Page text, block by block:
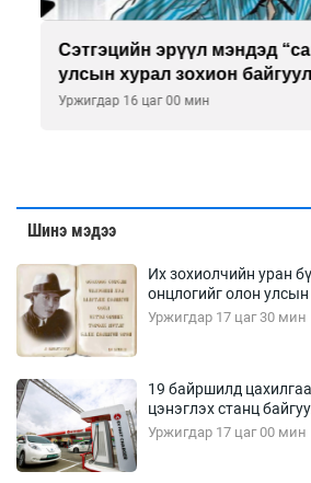
Сэтгэцийн эрүүл мэндэд
улсын хурал зохион байгуулна
Уржигдар 16 цаг 00 мин
Шинэ мэдээ
Их зохиолчийн уран
онцлогийг олон
Уржигдар 17 цаг 30 мин
19 байршилд
цэнэглэх станц
Уржигдар 17 цаг 00 мин